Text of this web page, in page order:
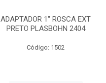
ADAPTADOR 1" ROSCA EXT
PRETO PLASBOHN 2404
Código: 1502